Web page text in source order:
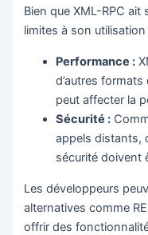
Bien que XML-RPC
limites à son utilisation
Performance :
d’autres
peut affecter la
Sécurité :
appels distants,
sécurité doivent
Les développeurs
alternatives comme
offrir des